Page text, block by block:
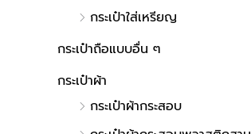
กระเป๋าใส่เหรียญ
กระเป๋าถือแบบอื่น ๆ
กระเป๋าผ้า
กระเป๋าผ้ากระสอบ